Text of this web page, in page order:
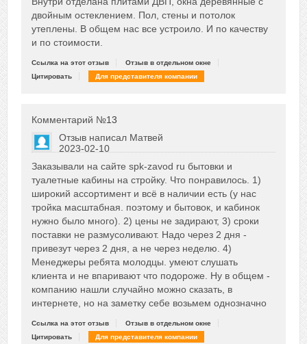
двойным остеклением. Пол, стены и потолок
утеплены. В общем нас все устроило. И по качеству
и по стоимости.
Ссылка на этот отзыв
Отзыв в отдельном окне
Цитировать
Для представителя компании
Комментарий №13
Отзыв написал Матвей
2023-02-10
0
Сказать друзьям об отзыве
Заказывали на сайте spk-zavod ru бытовки и
туалетные кабины на стройку. Что понравилось. 1)
широкий ассортимент и всё в наличии есть (у нас
тройка масштабная. поэтому и бытовок, и кабинок
нужно было много). 2) цены не задирают, 3) сроки
поставки не размусоливают. Надо через 2 дня -
привезут через 2 дня, а не через неделю. 4)
Менеджеры ребята молодцы. умеют слушать
клиента и не впаривают что подороже. Ну в общем -
компанию нашли случайно можно сказать, в
интернете, но на заметку себе возьмем однозначно
Ссылка на этот отзыв
Отзыв в отдельном окне
Цитировать
Для представителя компании